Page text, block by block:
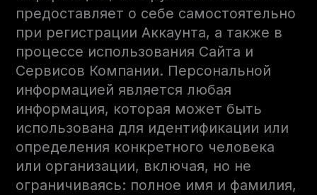
предоставляет о себе самостоятельно
при регистрации Аккаунта, а также в
процессе использования Сайта и
Сервисов Компании. Персональной
информацией является любая
информация, которая может быть
использована для идентификации или
определения конкретного человека
или организации, включая, но не
ограничиваясь: полное имя и фамилия,